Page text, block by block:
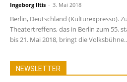
Ingeborg Iltis - 3. Mai 2018
Berlin, Deutschland (Kulturexpresso).
Theatertreffens, das in Berlin zum 55.
bis 21. Mai 2018, bringt die
NEWSLETTER